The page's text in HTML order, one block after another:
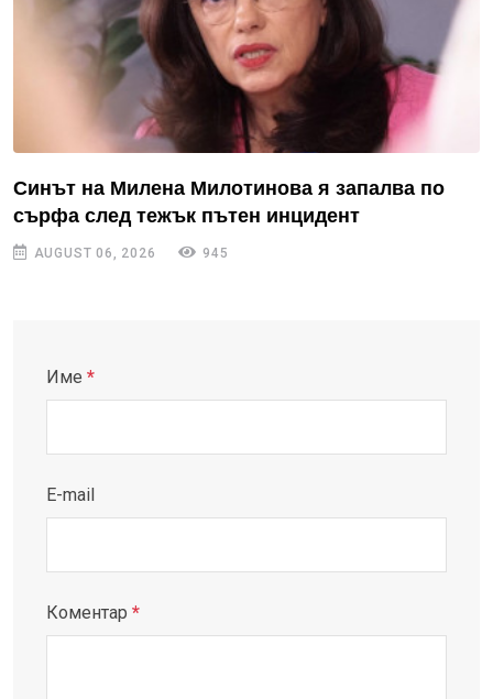
Синът на Милена Милотинова я запалва по
сърфа след тежък пътен инцидент
AUGUST 06, 2026 945
Име *
E-mail
Коментар *